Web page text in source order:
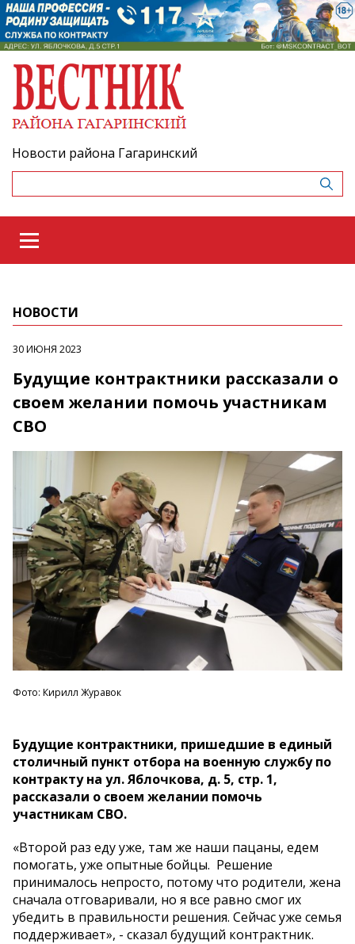
Новости района Гагаринский
НОВОСТИ
30 ИЮНЯ 2023
Будущие контрактники рассказали о
своем желании помочь участникам
СВО
Фото: Кирилл Журавок
Будущие контрактники, пришедшие в единый
столичный пункт отбора на военную службу по
контракту на ул. Яблочкова, д. 5, стр. 1,
рассказали о своем желании помочь
участникам СВО.
«Второй раз еду уже, там же наши пацаны, едем
помогать, уже опытные бойцы. Решение
принималось непросто, потому что родители, жена
сначала отговаривали, но я все равно смог их
убедить в правильности решения. Сейчас уже семья
поддерживает», - сказал будущий контрактник.